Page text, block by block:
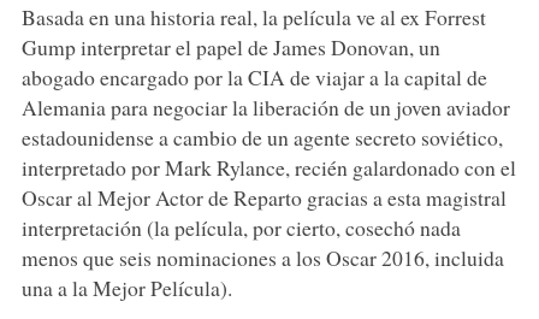
Basada en una historia real, la película ve al ex Forrest
Gump interpretar el papel de James Donovan, un
abogado encargado por la CIA de viajar a la capital de
Alemania para negociar la liberación de un joven aviador
estadounidense a cambio de un agente secreto soviético,
interpretado por Mark Rylance, recién galardonado con el
Oscar al Mejor Actor de Reparto gracias a esta magistral
interpretación (la película, por cierto, cosechó nada
menos que seis nominaciones a los Oscar 2016, incluida
una a la Mejor Película).